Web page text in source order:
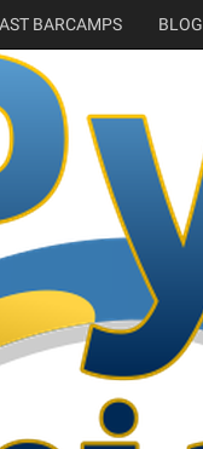
BARCAMPS BLOG